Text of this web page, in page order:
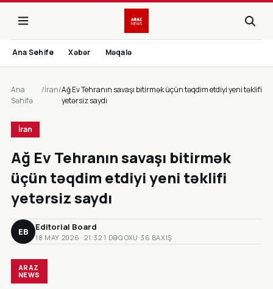
Ana Sehife Xəbər Məqalə
Ana
Səhifə
/İran/Ağ Ev Tehranın savaşı bitirmək üçün təqdim etdiyi yeni təklifi
yetərsiz saydı
İran
Ağ Ev Tehranın savaşı bitirmək
üçün təqdim etdiyi yeni təklifi
yetərsiz saydı
EB Editorial Board
18 MAY 2026 · 21:32·1 DƏQ OXU ·36 BAXIŞ
ARAZ
NEWS